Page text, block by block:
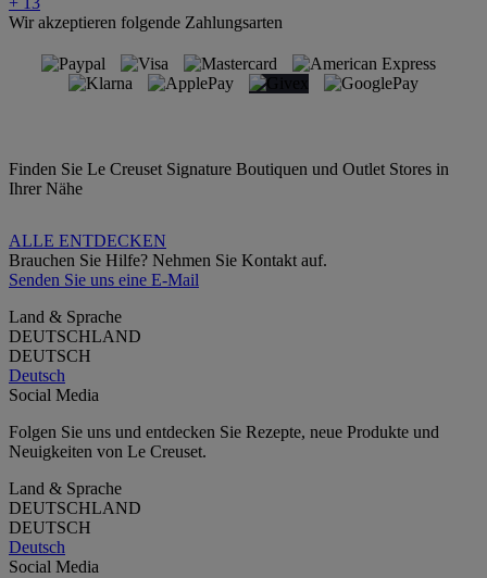
Wir akzeptieren folgende Zahlungsarten
Finden Sie Le Creuset Signature Boutiquen und Outlet Stores in
Ihrer Nähe
ALLE ENTDECKEN
Brauchen Sie Hilfe? Nehmen Sie Kontakt auf.
Senden Sie uns eine E-Mail
Land & Sprache
DEUTSCHLAND
DEUTSCH
Deutsch
Social Media
Folgen Sie uns und entdecken Sie Rezepte, neue Produkte und
Neuigkeiten von Le Creuset.
Land & Sprache
DEUTSCHLAND
DEUTSCH
Deutsch
Social Media